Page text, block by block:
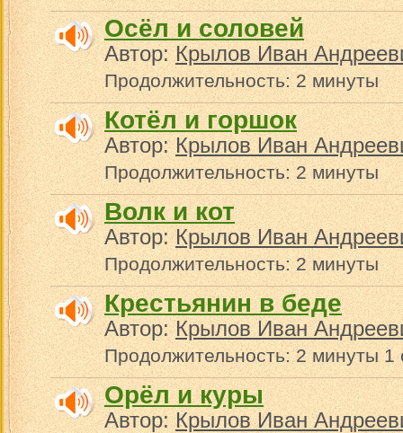
Осёл и соловей
Автор:Крылов Иван
Продолжительность: 2 минуты
Котёл и горшок
Автор:Крылов Иван
Продолжительность: 2 минуты
Волк и кот
Автор:Крылов Иван
Продолжительность: 2 минуты
Крестьянин в беде
Автор:Крылов Иван
Продолжительность: 2 минуты 1
Орёл и куры
Автор:Крылов Иван